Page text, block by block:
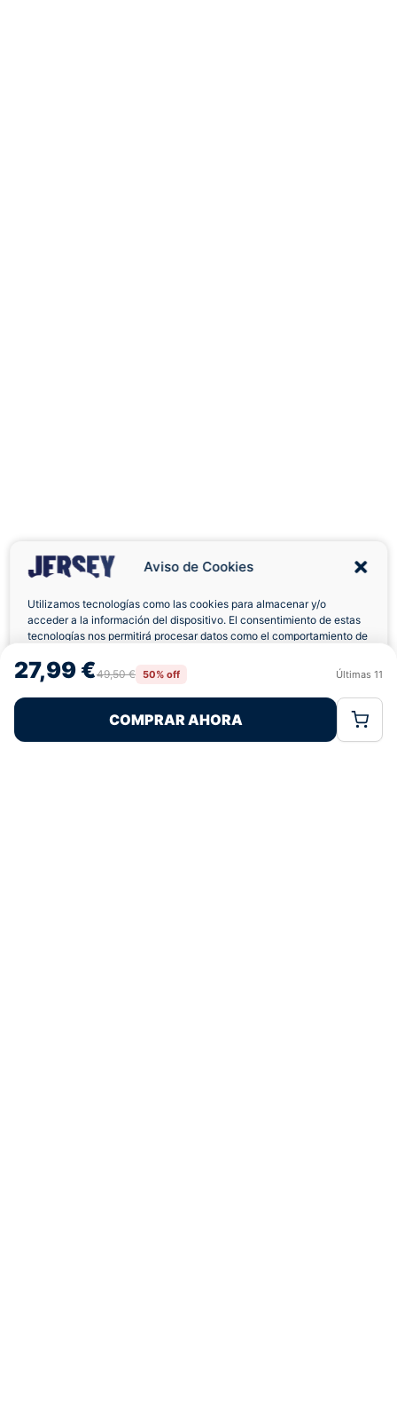
Aviso de Cookies
Utilizamos tecnologías como las cookies para almacenar y/o
acceder a la información del dispositivo. El consentimiento de estas
tecnologías nos permitirá procesar datos como el comportamiento de
retirar el consentimiento, puede afectar negativamente a ciertas
características y funciones.
Rechazar
Política de CookiesPolítica de Privacidad
27,99 €49,50 € 50% off Últimas 11
COMPRAR AHORA
Envíos a Domicilio Devolución 7 Días
Ofertas Sin Límites